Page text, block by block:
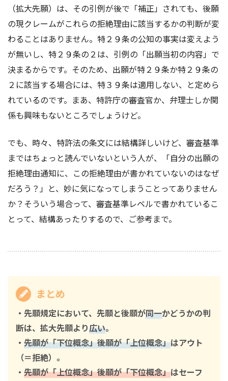
（拡大先願）は、その引例が後で「補正」されても、後願
の現クレームがこれらの拒絶理由に該当するかの判断が変
わることはありません。特２９条の公知の事実は変えよう
が無いし、特２９条の２は、引例の「出願当初の内容」で
決まるからです。そのため、出願が特２９条か特２９条の
２に該当する場合には、特３９条は適用しない、と定めら
れているのです。まあ、特許庁の審査官か、弁理士しか関
係も興味もないところでしょうけど。
でも、時々、特許法の条文には結構詳しいけど、審査基準
まではちょっと読んでいないという人が、「自分の出願の
拒絶理由通知に、この拒絶理由が書かれていないのはなぜ
だろう？」と、妙に気になってしまうことってありません
か？そういう場合って、審査基準レベルで書かれているこ
とって、結構あったりするので、ご参考まで。
まとめ
・先願規定において、先願と後願が同一かどうかの判
断は、拡大先願より広い。
・ 先願が「下位概念」後願が「上位概念」はアウト
（＝拒絶）。
・ 先願が「上位概念」後願が「下位概念」はセーフ